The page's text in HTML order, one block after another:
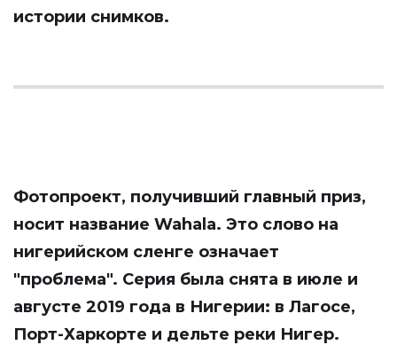
истории снимков.
Фотопроект, получивший главный приз,
носит название Wahala. Это слово на
нигерийском сленге означает
"проблема". Серия была снята в июле и
августе 2019 года в Нигерии: в Лагосе,
Порт-Харкорте и дельте реки Нигер.